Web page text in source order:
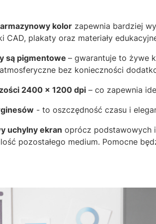
kolor zapewnia bardziej
CAD, plakaty oraz materiały
są pigmentowe – gwarantuje to żywe
bez konieczności
2400 x 1200 dpi – co zapewnia
- to oszczędność czasu i
uchylny ekran oprócz podstawowych
pozostałego medium. Pomocne